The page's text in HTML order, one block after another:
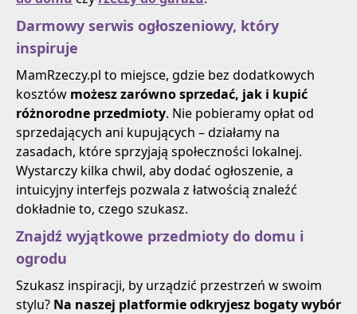
Darmowy serwis ogłoszeniowy, który
inspiruje
MamRzeczy.pl to miejsce, gdzie bez dodatkowych
kosztów możesz zarówno sprzedać, jak i kupić
różnorodne przedmioty. Nie pobieramy opłat od
sprzedających ani kupujących – działamy na
zasadach, które sprzyjają społeczności lokalnej.
Wystarczy kilka chwil, aby dodać ogłoszenie, a
intuicyjny interfejs pozwala z łatwością znaleźć
dokładnie to, czego szukasz.
Znajdź wyjątkowe przedmioty do domu i
ogrodu
Szukasz inspiracji, by urządzić przestrzeń w swoim
stylu? Na naszej platformie odkryjesz bogaty wybór